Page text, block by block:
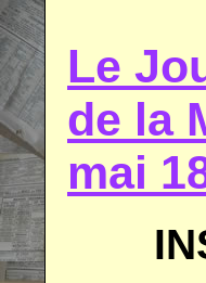
Le
de la
mai